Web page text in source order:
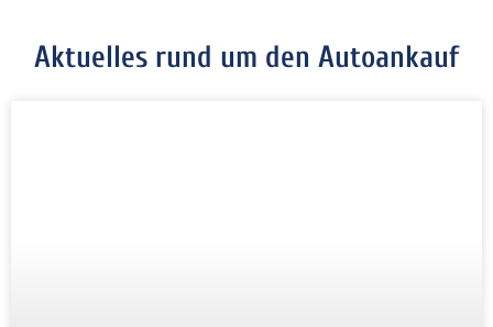
Aktuelles rund um den Autoankauf